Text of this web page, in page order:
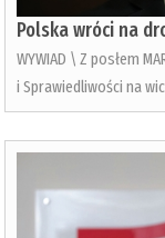
Polska wróci na
WYWIAD \ Z posłem
i Sprawiedliwości na